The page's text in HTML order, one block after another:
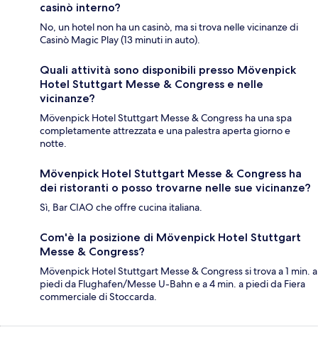
casinò interno?
No, un hotel non ha un casinò, ma si trova nelle vicinanze di
Casinò Magic Play (13 minuti in auto).
Quali attività sono disponibili presso Mövenpick
Hotel Stuttgart Messe & Congress e nelle
vicinanze?
Mövenpick Hotel Stuttgart Messe & Congress ha una spa
completamente attrezzata e una palestra aperta giorno e
notte.
Mövenpick Hotel Stuttgart Messe & Congress ha
dei ristoranti o posso trovarne nelle sue vicinanze?
Sì, Bar CIAO che offre cucina italiana.
Com'è la posizione di Mövenpick Hotel Stuttgart
Messe & Congress?
Mövenpick Hotel Stuttgart Messe & Congress si trova a 1 min. a
piedi da Flughafen/Messe U-Bahn e a 4 min. a piedi da Fiera
commerciale di Stoccarda.